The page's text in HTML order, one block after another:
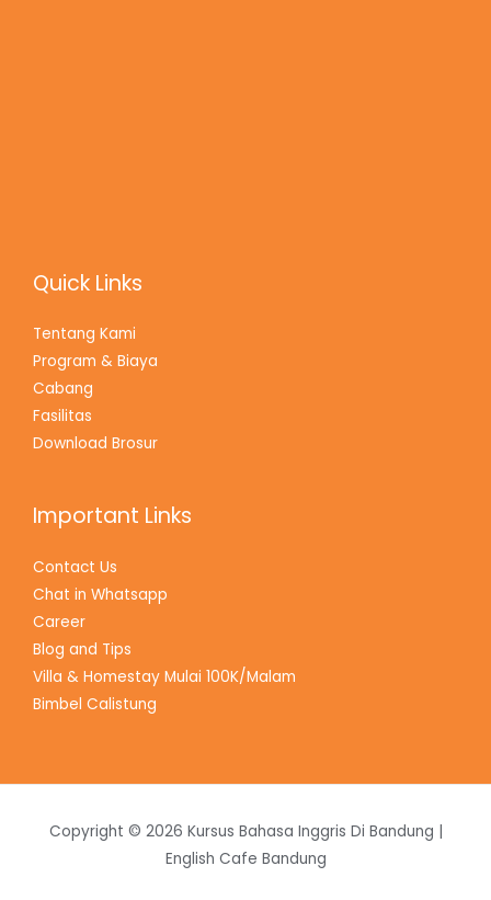
Quick Links
Tentang Kami
Program & Biaya
Cabang
Fasilitas
Download Brosur
Important Links
Contact Us
Chat in Whatsapp
Career
Blog and Tips
Villa & Homestay Mulai 100K/Malam
Bimbel Calistung
Copyright © 2026 Kursus Bahasa Inggris Di Bandung |
English Cafe Bandung